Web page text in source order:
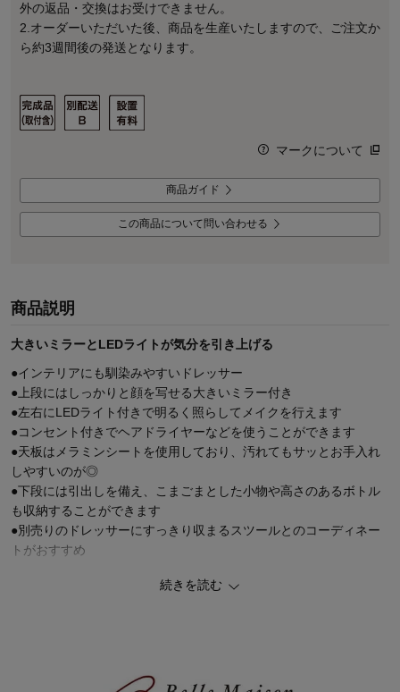
外の返品・交換はお受けできません。
2.オーダーいただいた後、商品を生産いたしますので、ご注文か
ら約3週間後の発送となります。
マークについて
商品ガイド
この商品について問い合わせる
商品説明
大きいミラーとLEDライトが気分を引き上げる
●インテリアにも馴染みやすいドレッサー
●上段にはしっかりと顔を写せる大きいミラー付き
●左右にLEDライト付きで明るく照らしてメイクを行えます
●コンセント付きでヘアドライヤーなどを使うことができます
●天板はメラミンシートを使用しており、汚れてもサッとお手入れ
しやすいのが◎
●下段には引出しを備え、こまごまとした小物や高さのあるボトル
も収納することができます
●別売りのドレッサーにすっきり収まるスツールとのコーディネー
トがおすすめ
★これと合わせてセットで！同シリーズ商品一覧はコチラ≫≫
続きを読む